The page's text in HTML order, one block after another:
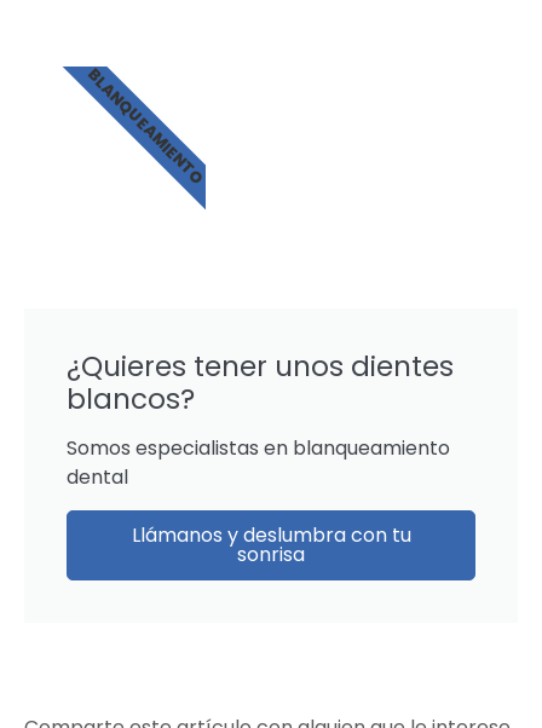
¿Quieres tener unos dientes
blancos?
Somos especialistas en blanqueamiento
dental
Llámanos y deslumbra con tu
sonrisa
BLANQUEAMIENTO